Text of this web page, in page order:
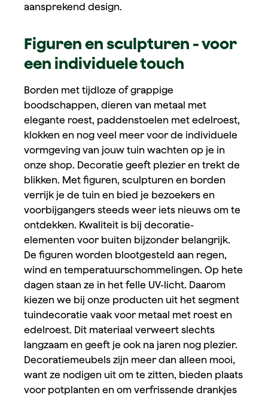
aansprekend design.
Figuren en sculpturen - voor
een individuele touch
Borden met tijdloze of grappige
boodschappen, dieren van metaal met
elegante roest, paddenstoelen met edelroest,
klokken en nog veel meer voor de individuele
vormgeving van jouw tuin wachten op je in
onze shop. Decoratie geeft plezier en trekt de
blikken. Met figuren, sculpturen en borden
verrijk je de tuin en bied je bezoekers en
voorbijgangers steeds weer iets nieuws om te
ontdekken. Kwaliteit is bij decoratie-
elementen voor buiten bijzonder belangrijk.
De figuren worden blootgesteld aan regen,
wind en temperatuurschommelingen. Op hete
dagen staan ze in het felle UV-licht. Daarom
kiezen we bij onze producten uit het segment
tuindecoratie vaak voor metaal met roest en
edelroest. Dit materiaal verweert slechts
langzaam en geeft je ook na jaren nog plezier.
Decoratiemeubels zijn meer dan alleen mooi,
want ze nodigen uit om te zitten, bieden plaats
voor potplanten en om verfrissende drankjes